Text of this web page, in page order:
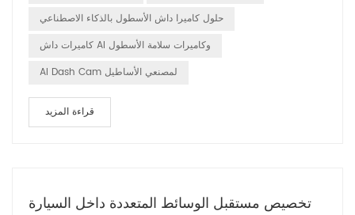
حلول كاميرا داش الأسطول بالذكاء الاصطناعي
كاميرات داش AI وكاميرات سلامة الأسطول
AI Dash Cam لمصنعي الأساطيل
قراءة المزيد
تخصيص مستقبل الوسائط المتعددة داخل السيارة